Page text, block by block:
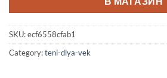
SKU:ecf6558cfab1
Category:teni-dlya-vek